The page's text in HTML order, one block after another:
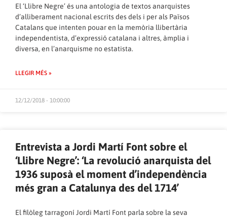
El ‘Llibre Negre’ és una antologia de textos anarquistes
d’alliberament nacional escrits des dels i per als Països
Catalans que intenten pouar en la memòria llibertària
independentista, d’expressió catalana i altres, àmplia i
diversa, en l’anarquisme no estatista.
LLEGIR MÉS »
12/12/2018 - 10:00:00
Entrevista a Jordi Martí Font sobre el
‘Llibre Negre’: ‘La revolució anarquista del
1936 suposà el moment d’independència
més gran a Catalunya des del 1714’
El filòleg tarragoní Jordi Martí Font parla sobre la seva